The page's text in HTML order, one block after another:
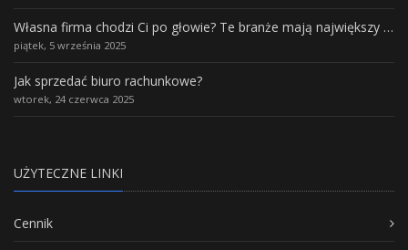
Własna firma chodzi Ci po głowie? Te branże mają największy potencjał rozwoju
piątek, 5 września 2025
Jak sprzedać biuro rachunkowe?
wtorek, 24 czerwca 2025
UŻYTECZNE LINKI
Cennik